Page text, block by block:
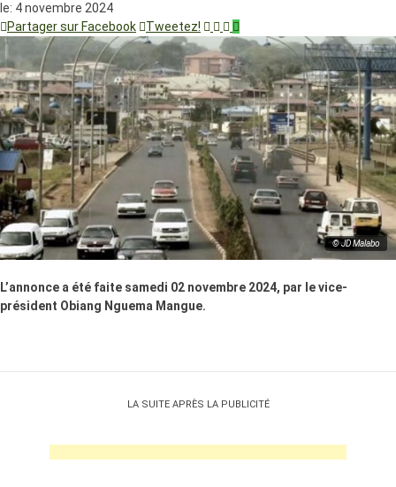
le: 4 novembre 2024
Partager sur Facebook
Tweetez!
© JD Malabo
L’annonce a été faite samedi 02 novembre 2024, par le vice-
président Obiang Nguema Mangue.
LA SUITE APRÈS LA PUBLICITÉ